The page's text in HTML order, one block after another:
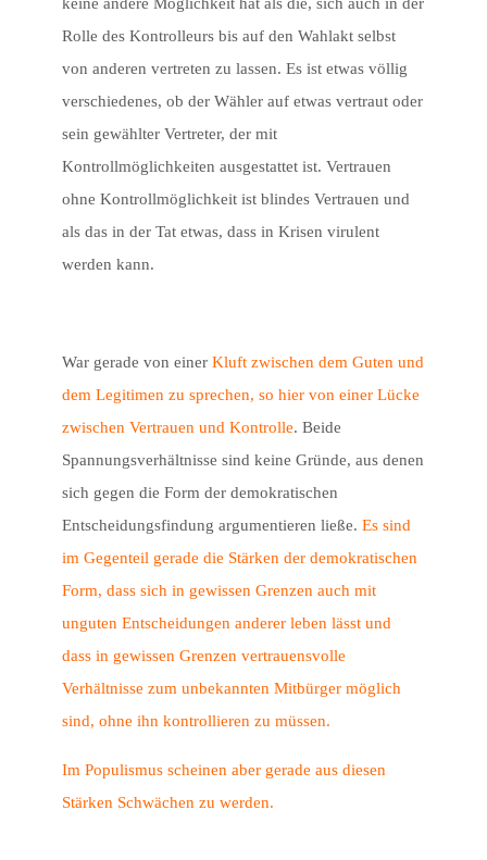
Rolle des Kontrolleurs bis auf den Wahlakt selbst
von anderen vertreten zu lassen. Es ist etwas völlig
verschiedenes, ob der Wähler auf etwas vertraut oder
sein gewählter Vertreter, der mit
Kontrollmöglichkeiten ausgestattet ist. Vertrauen
ohne Kontrollmöglichkeit ist blindes Vertrauen und
als das in der Tat etwas, dass in Krisen virulent
werden kann.
War gerade von einerKluft zwischen dem Guten und
dem Legitimen zu sprechen, so hier von einer Lücke
zwischen Vertrauen und Kontrolle. Beide
Spannungsverhältnisse sind keine Gründe, aus denen
sich gegen die Form der demokratischen
Entscheidungsfindung argumentieren ließe.Es sind
im Gegenteil gerade die Stärken der demokratischen
Form, dass sich in gewissen Grenzen auch mit
unguten Entscheidungen anderer leben lässt und
dass in gewissen Grenzen vertrauensvolle
Verhältnisse zum unbekannten Mitbürger möglich
sind, ohne ihn kontrollieren zu müssen.
Im Populismus scheinen aber gerade aus diesen
Stärken Schwächen zu werden.